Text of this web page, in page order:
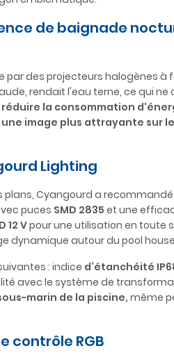
de baignade
par des projecteurs halogènes
rendait l'eau terne, ce qui
réduire la consommation
image plus attrayante sur
Lighting
Cyangourd a
puces SMD 2835 et une
12 Vpour une utilisation en toute
dynamique autour du pool
: indice d’étanchéité
avec le système de
marin de la piscine,même
contrôle RGB